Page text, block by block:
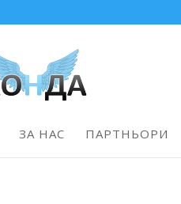
ЗА НАС ПАРТНЬОРИ